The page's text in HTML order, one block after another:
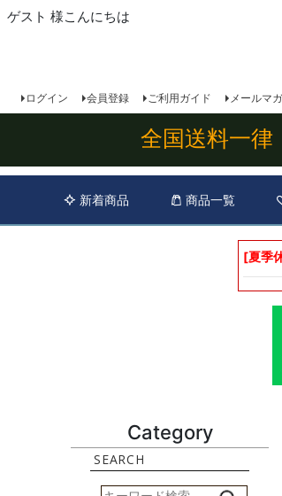
ゲスト 様こんにちは
ログイン 会員登録 ご利用ガイド メールマ
全国送料一
新着商品 商品一覧
[夏季
Category